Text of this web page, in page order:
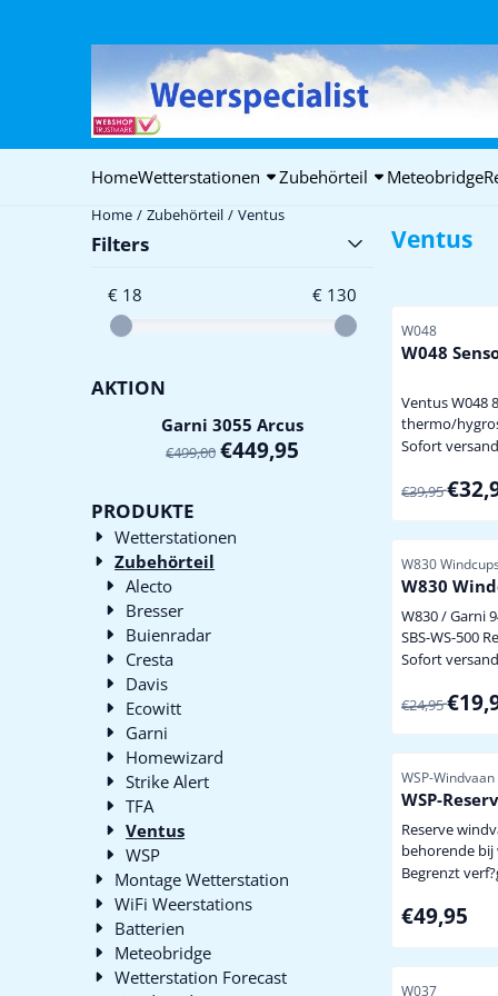
HomeWetterstationen Zubehörteil Meteobridge
Home / Zubehörteil / Ventus
Filters
€ 18 € 130
AKTION
Garni 3055 Arcus
€499,00 €449,95
PRODUKTE
Wetterstationen
Zubehörteil
Alecto
Bresser
Buienradar
Cresta
Davis
Ecowitt
Garni
Homewizard
Strike Alert
TFA
Ventus
WSP
Montage Wetterstation
WiFi Weerstations
Batterien
Meteobridge
Wetterstation Forecast
Ventus
Artikelnummer
W048
W048
Ventus W048
thermo/
sluit alleen
weerstation
W815 en W850 maximaal
hieronder
zonder
benodigd,
hieronder
Sofort
Von 39,95
€39,95
Artikelnummer
W830 Windcups
W830
W830 / Garni
SBS-WS-500
standaard
meegeleverd
W830, Garni
Steinberg
WS-5500
Sofort
Von 24,95
€24,95
Artikelnummer
WSP-Windvaan
WSP-
Reserve
behorende
solar powered
diverse
Sinus, Nexus,
Cresta WXR
Begrenzt
Preis: 49,95
€49,95
Artikelnummer
W037